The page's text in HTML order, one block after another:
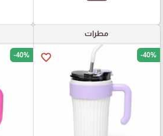
مطرات
favorite_border -40%
-40%